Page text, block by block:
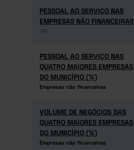
PESSOAL AO SERVIÇO NAS
EMPRESAS NÃO FINANCEIRAS
(5)
PESSOAL AO SERVIÇO NAS
EMPRESAS NÃO FINANCEIRAS
(5)
PESSOAL AO SERVIÇO NAS
QUATRO MAIORES EMPRESAS
DO MUNICÍPIO (%)
Empresas não financeiras
PESSOAL AO SERVIÇO NAS
QUATRO MAIORES EMPRESAS
DO MUNICÍPIO (%)
Empresas não financeiras
VOLUME DE NEGÓCIOS DAS
QUATRO MAIORES EMPRESAS
DO MUNICÍPIO (%)
Empresas não financeiras
VOLUME DE NEGÓCIOS DAS
QUATRO MAIORES EMPRESAS
DO MUNICÍPIO (%)
Empresas não financeiras